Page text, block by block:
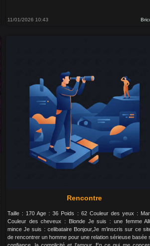
11/01/2026 10:43
Rencontre
Taille : 170 Age : 36 Poids : 62 Couleur des yeux :
Couleur des cheveux : Blonde Je suis : une femme
mince Je suis : celibataire Bonjour,Je m’inscris sur ce
de rencontrer un homme pour une relation sérieuse basée